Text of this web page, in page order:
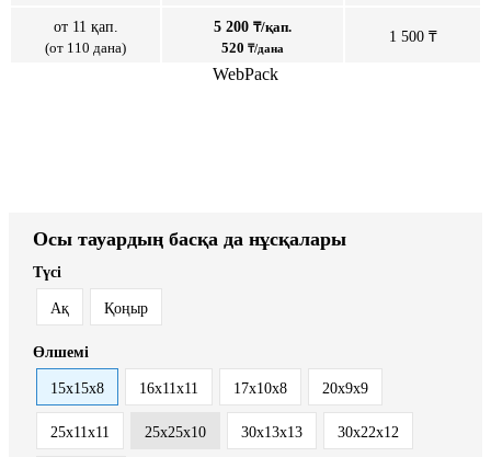
от 11 қап.
(от 110 дана)
5 200 ₸/қап.
520 ₸/дана
1 500 ₸
WebPack
Осы тауардың басқа да нұсқалары
Түсі
Ақ Қоңыр
Өлшемі
15х15х8 16x11x11 17х10х8 20x9x9
25х11х11 25х25х10 30x13x13 30х22х12